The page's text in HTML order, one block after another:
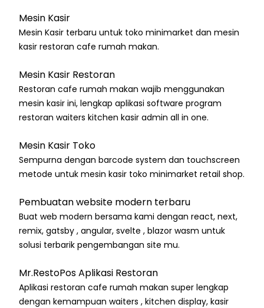
Mesin Kasir
Mesin Kasir terbaru untuk toko minimarket dan mesin
kasir restoran cafe rumah makan.
Mesin Kasir Restoran
Restoran cafe rumah makan wajib menggunakan
mesin kasir ini, lengkap aplikasi software program
restoran waiters kitchen kasir admin all in one.
Mesin Kasir Toko
Sempurna dengan barcode system dan touchscreen
metode untuk mesin kasir toko minimarket retail shop.
Pembuatan website modern terbaru
Buat web modern bersama kami dengan react, next,
remix, gatsby , angular, svelte , blazor wasm untuk
solusi terbarik pengembangan site mu.
Mr.RestoPos Aplikasi Restoran
Aplikasi restoran cafe rumah makan super lengkap
dengan kemampuan waiters , kitchen display, kasir